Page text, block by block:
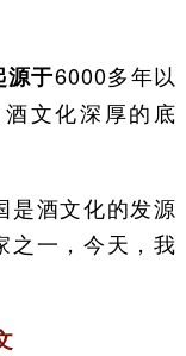
源于6000多年以
文化深厚的底
是酒文化的发源
之一，今天，我